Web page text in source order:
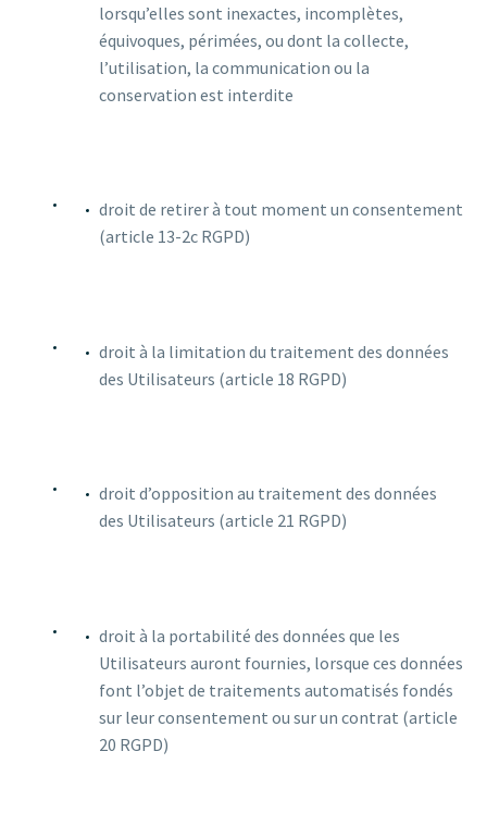
lorsqu’elles sont inexactes, incomplètes,
équivoques, périmées, ou dont la collecte,
l’utilisation, la communication ou la
conservation est interdite
droit de retirer à tout moment un consentement
(article 13-2c RGPD)
droit à la limitation du traitement des données
des Utilisateurs (article 18 RGPD)
droit d’opposition au traitement des données
des Utilisateurs (article 21 RGPD)
droit à la portabilité des données que les
Utilisateurs auront fournies, lorsque ces données
font l’objet de traitements automatisés fondés
sur leur consentement ou sur un contrat (article
20 RGPD)